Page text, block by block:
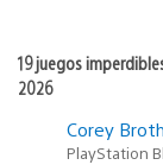
19 juegos
2026
Corey
PlayStation